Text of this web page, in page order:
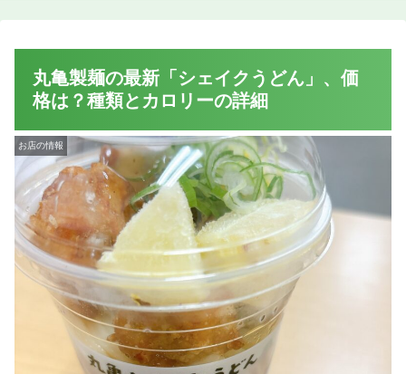
丸亀製麺の最新「シェイクうどん」、価
格は？種類とカロリーの詳細
お店の情報